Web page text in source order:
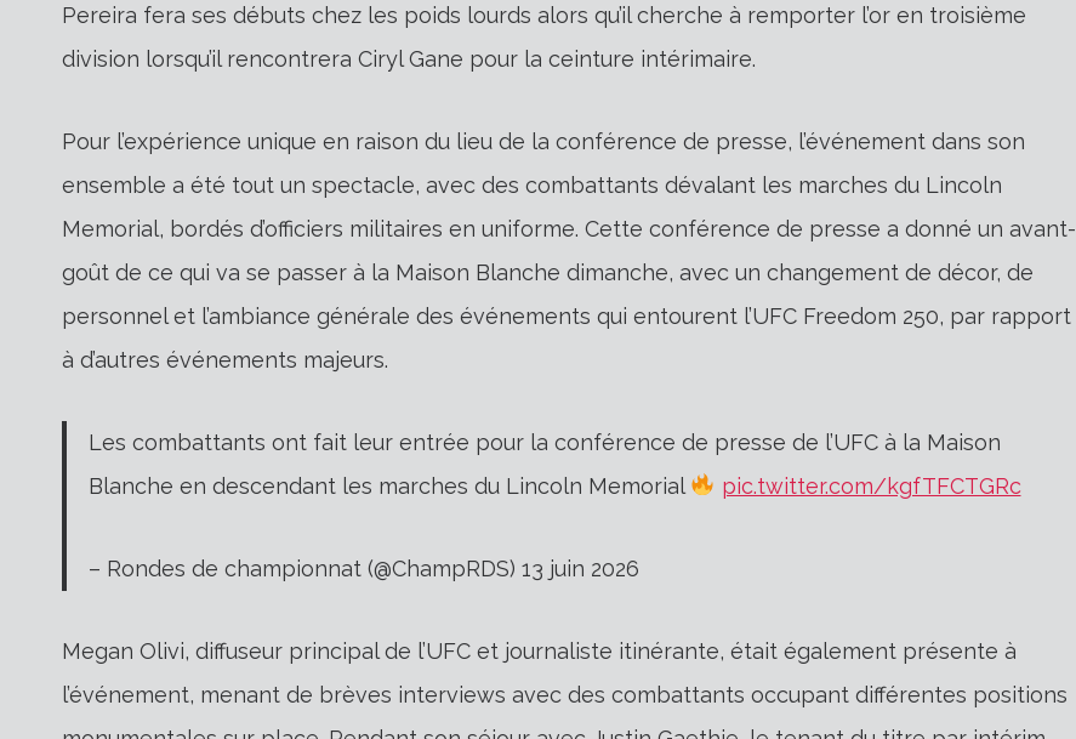
Pereira fera ses débuts chez les poids lourds alors qu’il cherche à remporter l’or en troisième
division lorsqu’il rencontrera Ciryl Gane pour la ceinture intérimaire.
Pour l’expérience unique en raison du lieu de la conférence de presse, l’événement dans son
ensemble a été tout un spectacle, avec des combattants dévalant les marches du Lincoln
Memorial, bordés d’officiers militaires en uniforme. Cette conférence de presse a donné un avant-
goût de ce qui va se passer à la Maison Blanche dimanche, avec un changement de décor, de
personnel et l’ambiance générale des événements qui entourent l’UFC Freedom 250, par rapport
à d’autres événements majeurs.
Les combattants ont fait leur entrée pour la conférence de presse de l’UFC à la Maison
Blanche en descendant les marches du Lincoln Memorial
pic.twitter.com/kgfTFCTGRc
– Rondes de championnat (@ChampRDS) 13 juin 2026
Megan Olivi, diffuseur principal de l’UFC et journaliste itinérante, était également présente à
l’événement, menant de brèves interviews avec des combattants occupant différentes positions